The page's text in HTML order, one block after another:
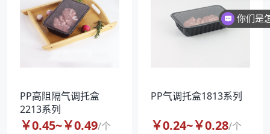
PP高阻隔气调托盒
2213系列
￥0.45~￥0.49/个
PP气调托盒1813系列
￥0.24~￥0.28/个
你们是